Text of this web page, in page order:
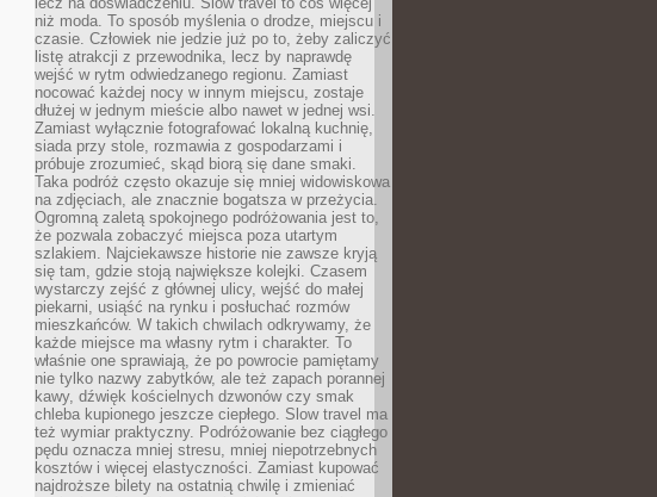
niż moda. To sposób myślenia o drodze, miejscu i
czasie. Człowiek nie jedzie już po to, żeby zaliczyć
listę atrakcji z przewodnika, lecz by naprawdę
wejść w rytm odwiedzanego regionu. Zamiast
nocować każdej nocy w innym miejscu, zostaje
dłużej w jednym mieście albo nawet w jednej wsi.
Zamiast wyłącznie fotografować lokalną kuchnię,
siada przy stole, rozmawia z gospodarzami i
próbuje zrozumieć, skąd biorą się dane smaki.
Taka podróż często okazuje się mniej widowiskowa
na zdjęciach, ale znacznie bogatsza w przeżycia.
Ogromną zaletą spokojnego podróżowania jest to,
że pozwala zobaczyć miejsca poza utartym
szlakiem. Najciekawsze historie nie zawsze kryją
się tam, gdzie stoją największe kolejki. Czasem
wystarczy zejść z głównej ulicy, wejść do małej
piekarni, usiąść na rynku i posłuchać rozmów
mieszkańców. W takich chwilach odkrywamy, że
każde miejsce ma własny rytm i charakter. To
właśnie one sprawiają, że po powrocie pamiętamy
nie tylko nazwy zabytków, ale też zapach porannej
kawy, dźwięk kościelnych dzwonów czy smak
chleba kupionego jeszcze ciepłego. Slow travel ma
też wymiar praktyczny. Podróżowanie bez ciągłego
pędu oznacza mniej stresu, mniej niepotrzebnych
kosztów i więcej elastyczności. Zamiast kupować
najdroższe bilety na ostatnią chwilę i zmieniać